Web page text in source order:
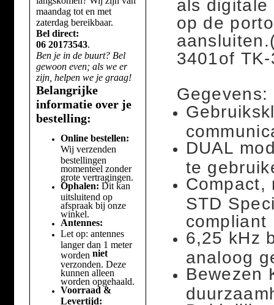
maandag tot en met
zaterdag bereikbaar.
Bel direct:
06 20173543.
Ben je in de buurt? Bel
gewoon even; als we er
zijn, helpen we je graag!
Belangrijke
informatie over je
bestelling:
Online bestellen:
Wij verzenden
bestellingen
momenteel zonder
grote vertragingen.
Ophalen: Dit kan
uitsluitend op
afspraak bij onze
winkel.
Antennes:
Let op: antennes
langer dan 1 meter
worden niet
verzonden. Deze
kunnen alleen
worden opgehaald.
Voorraad &
Levertijd:
als digitale
op de
3401of
Gegevens:
DUAL
te
Compact,
STD
compliant
6,25 kHz
analoog
Bewezen